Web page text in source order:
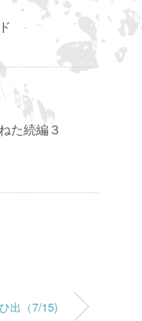
た続編３
出（7/15)